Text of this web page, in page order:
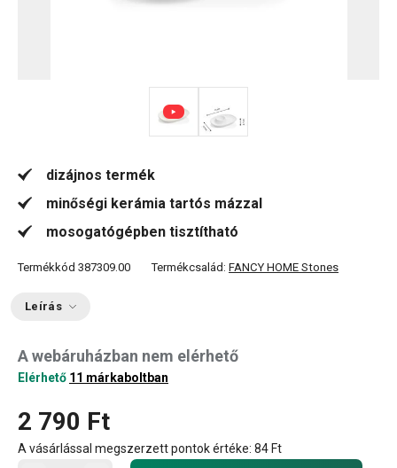
dizájnos termék
minőségi kerámia tartós mázzal
mosogatógépben tisztítható
Termékkód 387309.00 Termékcsalád: FANCY HOME Stones
Leírás
A webáruházban nem elérhető
Elérhető 11 márkaboltban
2 790 Ft
A vásárlással megszerzett pontok értéke: 84 Ft